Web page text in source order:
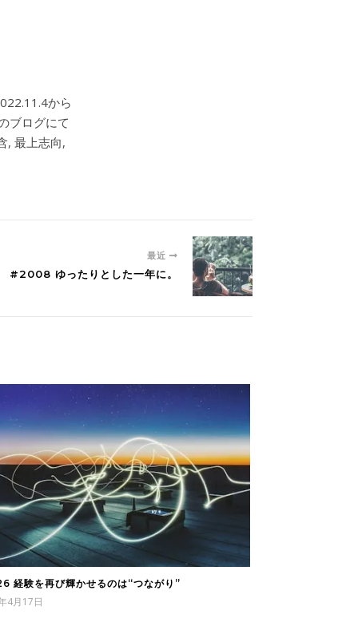
から
ブログにて
, 最上志向,
最近
#2008 ゆったりとした一年に。
経験を再び輝かせるのは“つながり”
4月17日